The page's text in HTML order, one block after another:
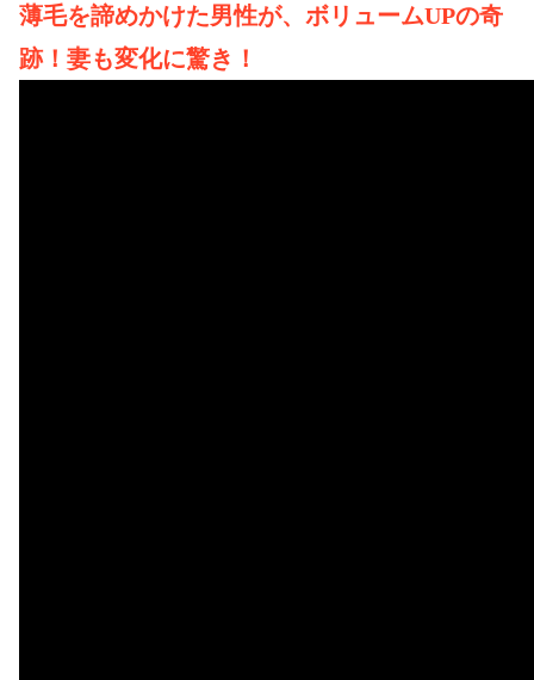
薄毛を諦めかけた男性が、ボリュームUPの奇
跡！妻も変化に驚き！